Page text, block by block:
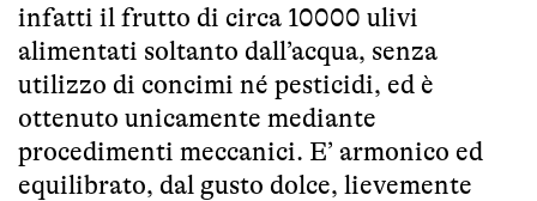
infatti il frutto di circa 10000 ulivi
alimentati soltanto dall’acqua, senza
utilizzo di concimi né pesticidi, ed è
ottenuto unicamente mediante
procedimenti meccanici. E’ armonico ed
equilibrato, dal gusto dolce, lievemente